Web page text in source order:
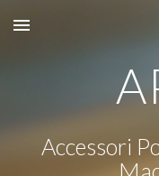
Skip to main content
Accessori